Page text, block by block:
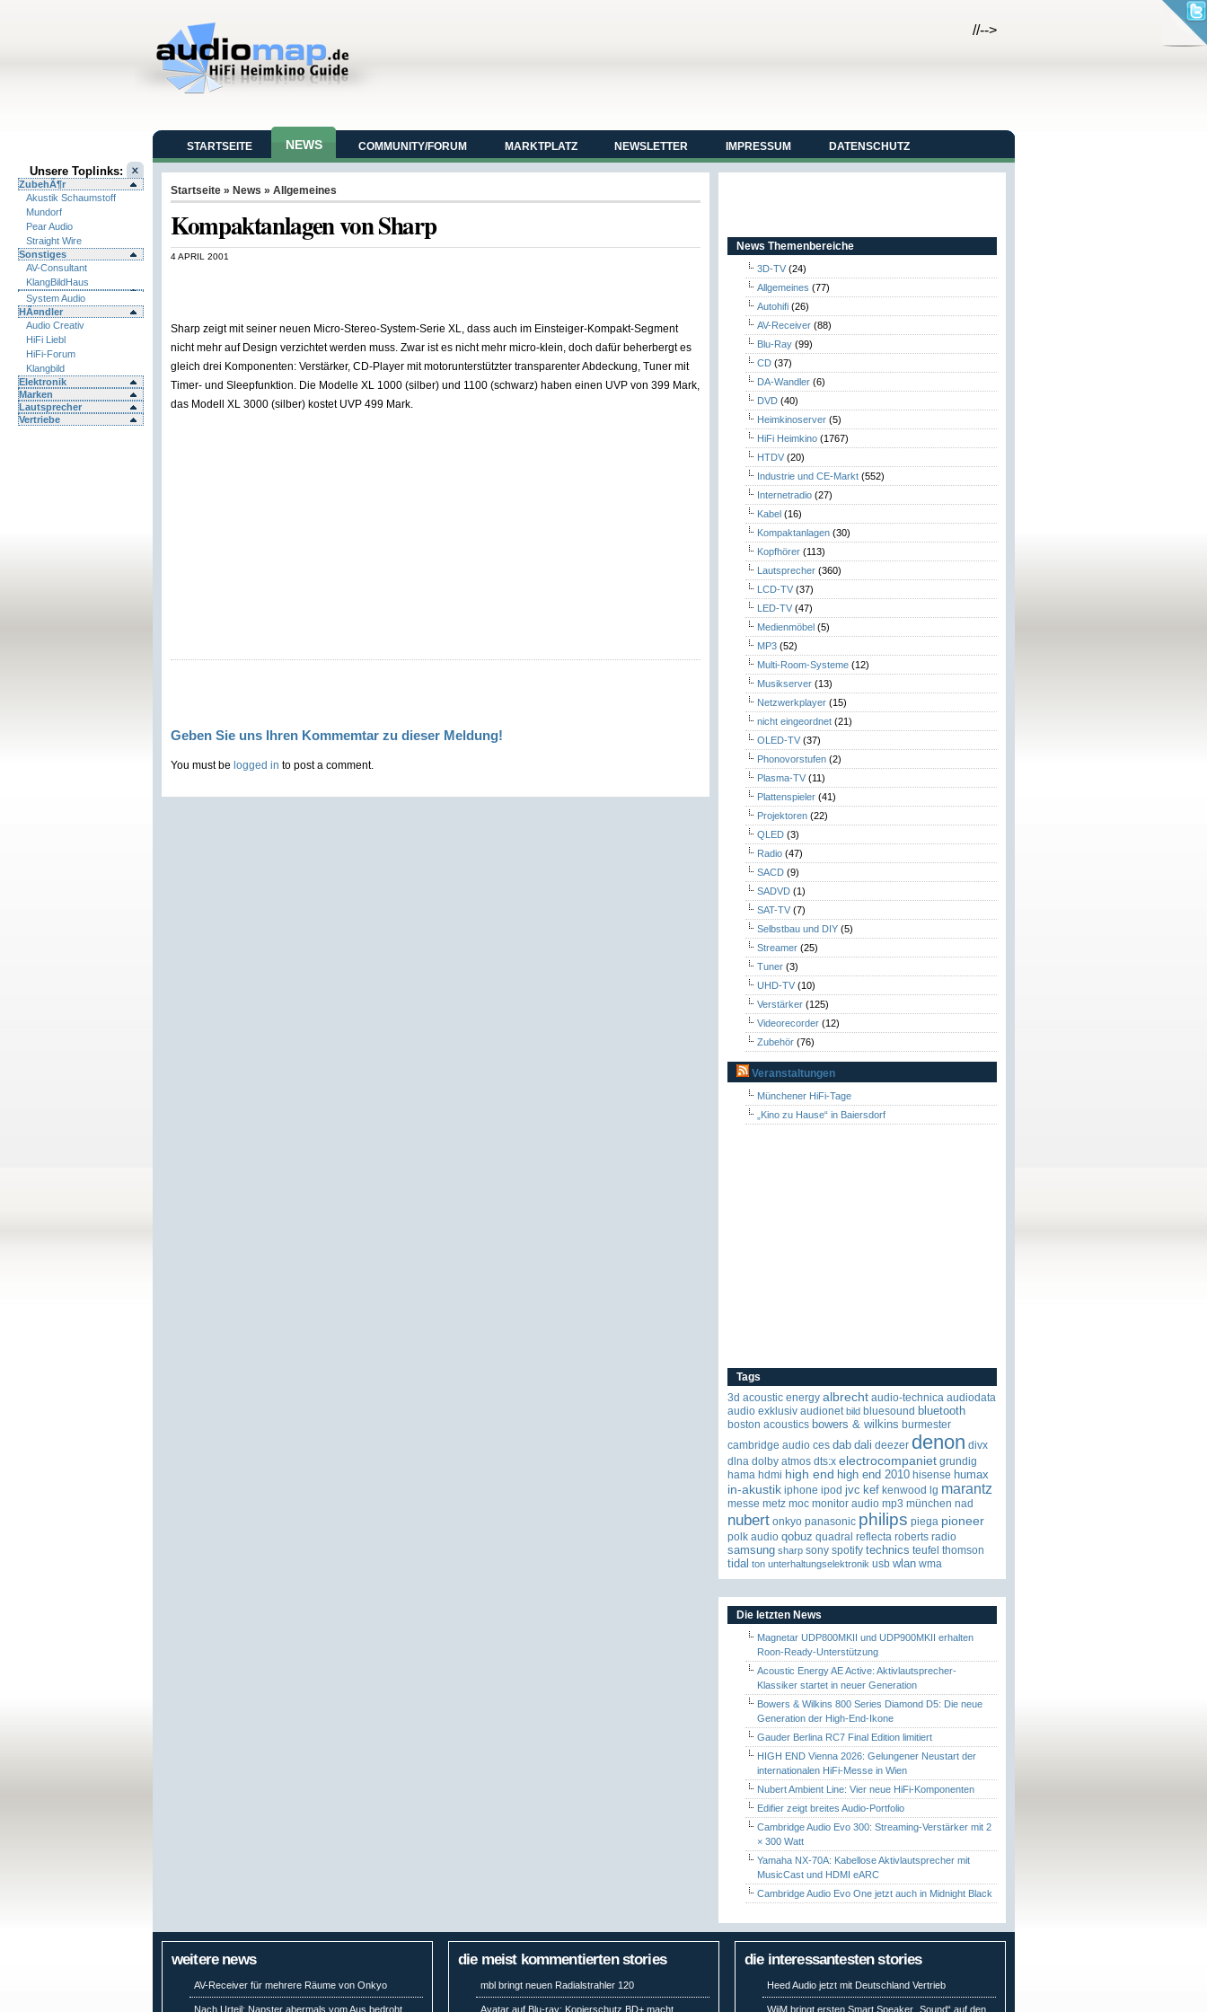
//-->
Unsere Toplinks:
ZubehÃ¶r
Akustik Schaumstoff
Mundorf
Pear Audio
Straight Wire
Sonstiges
AV-Consultant
KlangBildHaus
System Audio
HÃ¤ndler
Audio Creativ
HiFi Liebl
HiFi-Forum
Klangbild
Elektronik
Marken
Lautsprecher
Vertriebe
STARTSEITE NEWS COMMUNITY/FORUM MARKTPLATZ NEWSLETTER IMPRESSUM DATENSCHUTZ
Startseite » News » Allgemeines
Kompaktanlagen von Sharp
4 APRIL 2001
Sharp zeigt mit seiner neuen Micro-Stereo-System-Serie XL, dass auch im Einsteiger-Kompakt-Segment
nicht mehr auf Design verzichtet werden muss. Zwar ist es nicht mehr micro-klein, doch dafür beherbergt es
gleich drei Komponenten: Verstärker, CD-Player mit motorunterstützter transparenter Abdeckung, Tuner mit
Timer- und Sleepfunktion. Die Modelle XL 1000 (silber) und 1100 (schwarz) haben einen UVP von 399 Mark,
das Modell XL 3000 (silber) kostet UVP 499 Mark.
Geben Sie uns Ihren Kommemtar zu dieser Meldung!
You must be logged in to post a comment.
News Themenbereiche
3D-TV (24)
Allgemeines (77)
Autohifi (26)
AV-Receiver (88)
Blu-Ray (99)
CD (37)
DA-Wandler (6)
DVD (40)
Heimkinoserver (5)
HiFi Heimkino (1767)
HTDV (20)
Industrie und CE-Markt (552)
Internetradio (27)
Kabel (16)
Kompaktanlagen (30)
Kopfhörer (113)
Lautsprecher (360)
LCD-TV (37)
LED-TV (47)
Medienmöbel (5)
MP3 (52)
Multi-Room-Systeme (12)
Musikserver (13)
Netzwerkplayer (15)
nicht eingeordnet (21)
OLED-TV (37)
Phonovorstufen (2)
Plasma-TV (11)
Plattenspieler (41)
Projektoren (22)
QLED (3)
Radio (47)
SACD (9)
SADVD (1)
SAT-TV (7)
Selbstbau und DIY (5)
Streamer (25)
Tuner (3)
UHD-TV (10)
Verstärker (125)
Videorecorder (12)
Zubehör (76)
Veranstaltungen
Münchener HiFi-Tage
„Kino zu Hause“ in Baiersdorf
Tags
3d acoustic energy albrecht audio-technica audiodata
audio exklusiv audionet bild bluesound bluetooth
boston acoustics bowers & wilkins burmester
cambridge audio ces dab dali deezer denon divx
dlna dolby atmos dts:x electrocompaniet grundig
hama hdmi high end high end 2010 hisense humax
in-akustik iphone ipod jvc kef kenwood lg marantz
messe metz moc monitor audio mp3 münchen nad
nubert onkyo panasonic philips piega pioneer
polk audio qobuz quadral reflecta roberts radio
samsung sharp sony spotify technics teufel thomson
tidal ton unterhaltungselektronik usb wlan wma
Die letzten News
Magnetar UDP800MKII und UDP900MKII erhalten
Roon-Ready-Unterstützung
Acoustic Energy AE Active: Aktivlautsprecher-
Klassiker startet in neuer Generation
Bowers & Wilkins 800 Series Diamond D5: Die neue
Generation der High-End-Ikone
Gauder Berlina RC7 Final Edition limitiert
HIGH END Vienna 2026: Gelungener Neustart der
internationalen HiFi-Messe in Wien
Nubert Ambient Line: Vier neue HiFi-Komponenten
Edifier zeigt breites Audio-Portfolio
Cambridge Audio Evo 300: Streaming-Verstärker mit 2
× 300 Watt
Yamaha NX-70A: Kabellose Aktivlautsprecher mit
MusicCast und HDMI eARC
Cambridge Audio Evo One jetzt auch in Midnight Black
weitere news
AV-Receiver für mehrere Räume von Onkyo
Nach Urteil: Napster abermals vom Aus bedroht
die meist kommentierten stories
mbl bringt neuen Radialstrahler 120
Avatar auf Blu-ray: Kopierschutz BD+ macht
die interessantesten stories
Heed Audio jetzt mit Deutschland Vertrieb
WiiM bringt ersten Smart Speaker „Sound“ auf den